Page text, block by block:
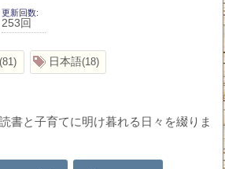
更新回数
253回
81 日本語 18
書と子育てに明け暮れる日々を綴りま